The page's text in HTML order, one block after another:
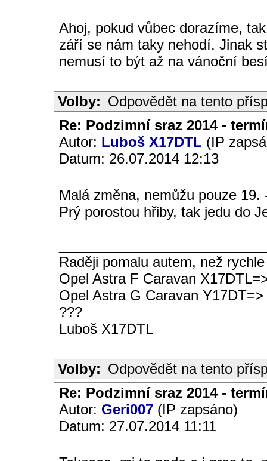
Ahoj, pokud vůbec dorazíme,
září se nám taky nehodí. Jinak
nemusí to být až na vánoční
Volby: Odpovědět na tento
Re: Podzimní sraz 2014 -
Autor: Luboš X17DTL (IP
Datum: 26.07.2014 12:13
Malá změna, nemůžu pouze 19.
Prý porostou hřiby, tak jedu do
Raději pomalu autem, než
Opel Astra F Caravan
Opel Astra G Caravan Y17DT=>
???
Luboš X17DTL
Volby: Odpovědět na tento
Re: Podzimní sraz 2014 -
Autor: Geri007 (IP zapsáno)
Datum: 27.07.2014 11:11